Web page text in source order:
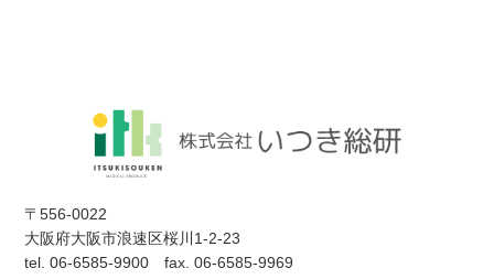
〒556-0022
大阪府大阪市浪速区桜川1-2-23
tel. 06-6585-9900 fax. 06-6585-9969